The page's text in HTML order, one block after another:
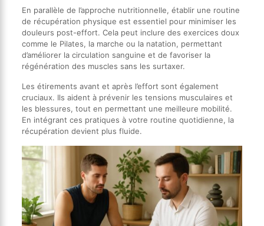
En parallèle de l’approche nutritionnelle, établir une routine
de récupération physique est essentiel pour minimiser les
douleurs post-effort. Cela peut inclure des exercices doux
comme le Pilates, la marche ou la natation, permettant
d’améliorer la circulation sanguine et de favoriser la
régénération des muscles sans les surtaxer.
Les étirements avant et après l’effort sont également
cruciaux. Ils aident à prévenir les tensions musculaires et
les blessures, tout en permettant une meilleure mobilité.
En intégrant ces pratiques à votre routine quotidienne, la
récupération devient plus fluide.